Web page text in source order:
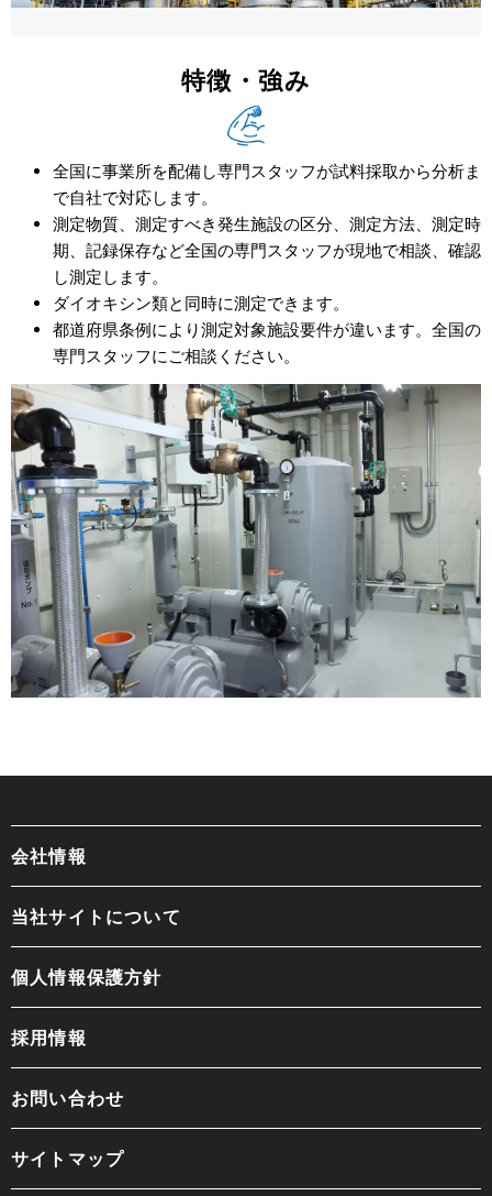
特徴・強み
全国に事業所を配備し専門スタッフが試料採取から分析ま
で自社で対応します。
測定物質、測定すべき発生施設の区分、測定方法、測定時
期、記録保存など全国の専門スタッフが現地で相談、確認
し測定します。
ダイオキシン類と同時に測定できます。
都道府県条例により測定対象施設要件が違います。全国の
専門スタッフにご相談ください。
会社情報
当社サイトについて
個人情報保護方針
採用情報
お問い合わせ
サイトマップ